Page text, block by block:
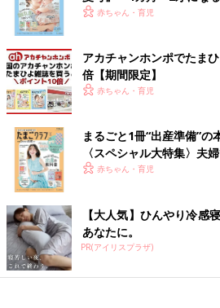
いっぱい！
赤ちゃん・育児
アカチャンホンポでたま
倍【期間限定】
赤ちゃん・育児
まるごと1冊“出産準備”の
〈スペシャル大特集〉夫
赤ちゃん・育児
【大人気】ひんやり冷感
あなたに。
PR(アイリスプラザ)